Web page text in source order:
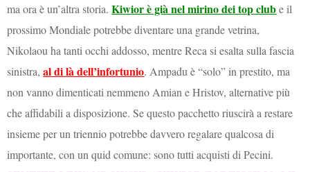
ma ora è un’altra storia.Kiwior è già nel mirino dei top clube il
prossimo Mondiale potrebbe diventare una grande vetrina,
Nikolaou ha tanti occhi addosso, mentre Reca si esalta sulla fascia
sinistra,al di là dell’infortunio. Ampadu è “solo” in prestito, ma
non vanno dimenticati nemmeno Amian e Hristov, alternative più
che affidabili a disposizione. Se questo pacchetto riuscirà a restare
insieme per un triennio potrebbe davvero regalare qualcosa di
importante, con un quid comune: sono tutti acquisti di Pecini.